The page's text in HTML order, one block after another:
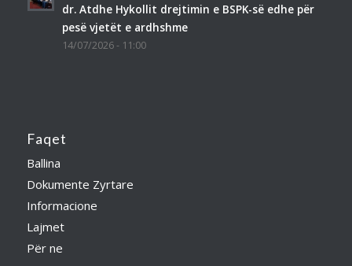
dr. Atdhe Hykollit drejtimin e BSPK-së edhe për
pesë vjetët e ardhshme
14/07/2026 - 11:00
Faqet
Ballina
Dokumente Zyrtare
Informacione
Lajmet
Për ne